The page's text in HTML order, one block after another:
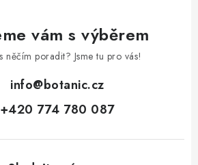
vám s výběrem
něčím poradit? Jsme tu pro vás!
info@botanic.cz
+420 774 780 087